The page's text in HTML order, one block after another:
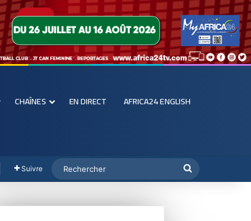
CHAÎNES EN DIRECT AFRICA24 ENGLISH
Suivre